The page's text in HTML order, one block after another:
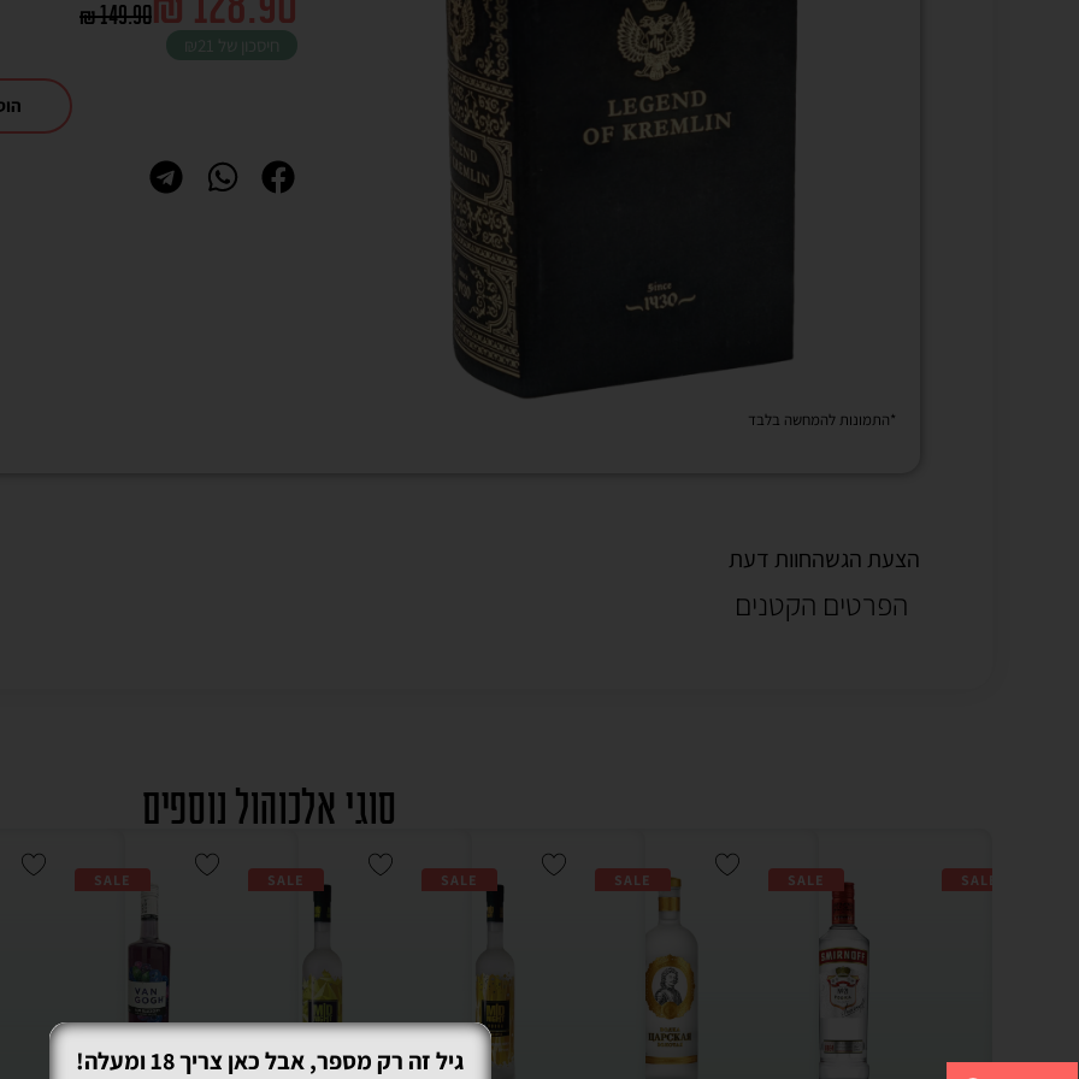
149.90
₪
חיסכון של ₪21
*התמונות להמחשה בלבד
הצעת הגשהחוות דעת
הפרטים הקטנים
סוגי אלכוהול נוספים
SALE
SALE
SALE
SALE
SALE
SALE
גיל זה רק מספר, אבל כאן צריך 18 ומעלה!